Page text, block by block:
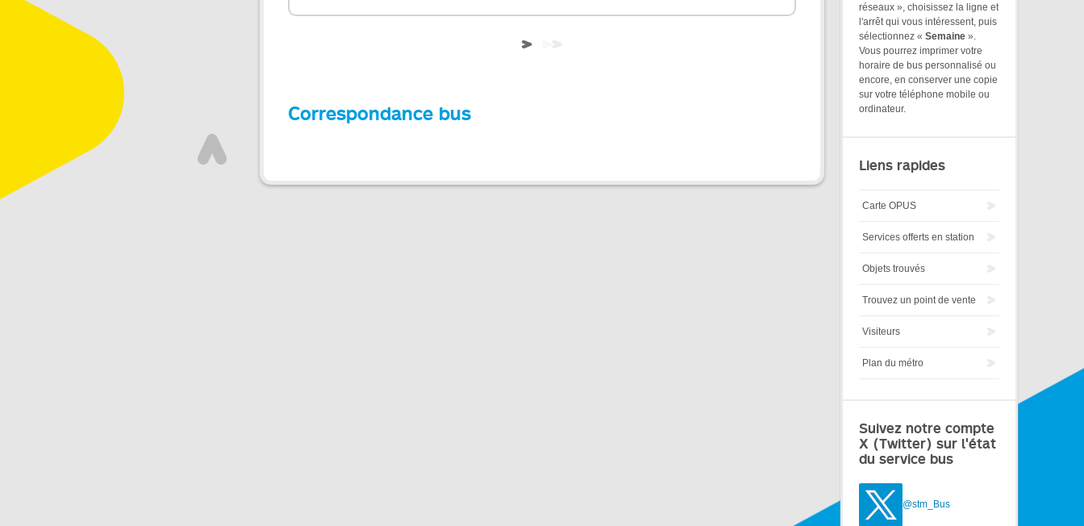
Correspondance bus
réseaux », choisissez la ligne et
l'arrêt qui vous intéressent, puis
sélectionnez « Semaine ».
Vous pourrez imprimer votre
horaire de bus personnalisé ou
encore, en conserver une copie
sur votre téléphone mobile ou
ordinateur.
Liens rapides
Carte OPUS
Services offerts en station
Objets trouvés
Trouvez un point de vente
Visiteurs
Plan du métro
Suivez notre compte
X (Twitter) sur l'état
du service bus
@stm_Bus